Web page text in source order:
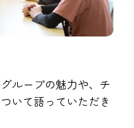
ループの魅力や、チ
いて語っていただき